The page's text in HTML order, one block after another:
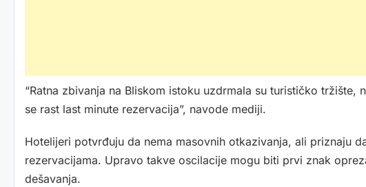
“Ratna zbivanja na Bliskom istoku uzdrmala su turističko
se rast last minute rezervacija”, navode mediji.
Hotelijeri potvrđuju da nema masovnih otkazivanja, ali priznaju
rezervacijama. Upravo takve oscilacije mogu biti prvi znak
dešavanja.